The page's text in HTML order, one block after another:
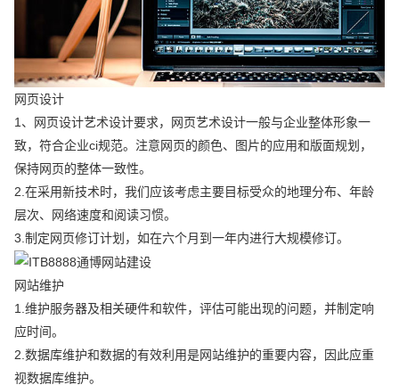
网页设计
1、网页设计艺术设计要求，网页艺术设计一般与企业整体形象一
致，符合企业ci规范。注意网页的颜色、图片的应用和版面规划，
保持网页的整体一致性。
2.在采用新技术时，我们应该考虑主要目标受众的地理分布、年龄
层次、网络速度和阅读习惯。
3.制定网页修订计划，如在六个月到一年内进行大规模修订。
网站维护
1.维护服务器及相关硬件和软件，评估可能出现的问题，并制定响
应时间。
2.数据库维护和数据的有效利用是网站维护的重要内容，因此应重
视数据库维护。